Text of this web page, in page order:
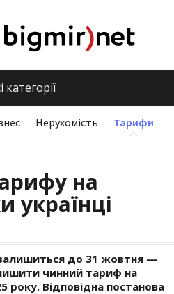
категорії
Нерухомість Тарифи
на
українці
залишиться до 31 жовтня —
чинний тариф на
року. Відповідна постанова